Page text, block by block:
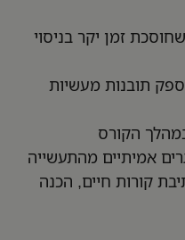
זמן יקר בניסוי
תובנות מעשיות
הקורס
אמיתיים מהתעשייה
קורות חיים, הכנה